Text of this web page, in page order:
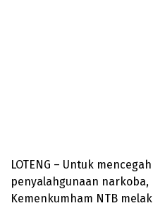
LOTENG – Untuk
penyalahgunaan narkoba,
Kemenkumham NTB